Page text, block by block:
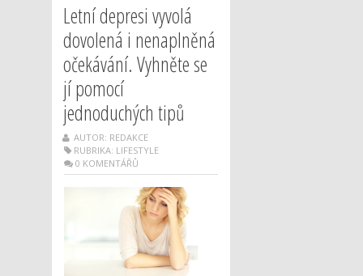
Letní depresi vyvolá
dovolená i nenaplněná
očekávání. Vyhněte se
jí pomocí
jednoduchých tipů
AUTOR: REDAKCE
RUBRIKA: LIFESTYLE
0 KOMENTÁŘŮ